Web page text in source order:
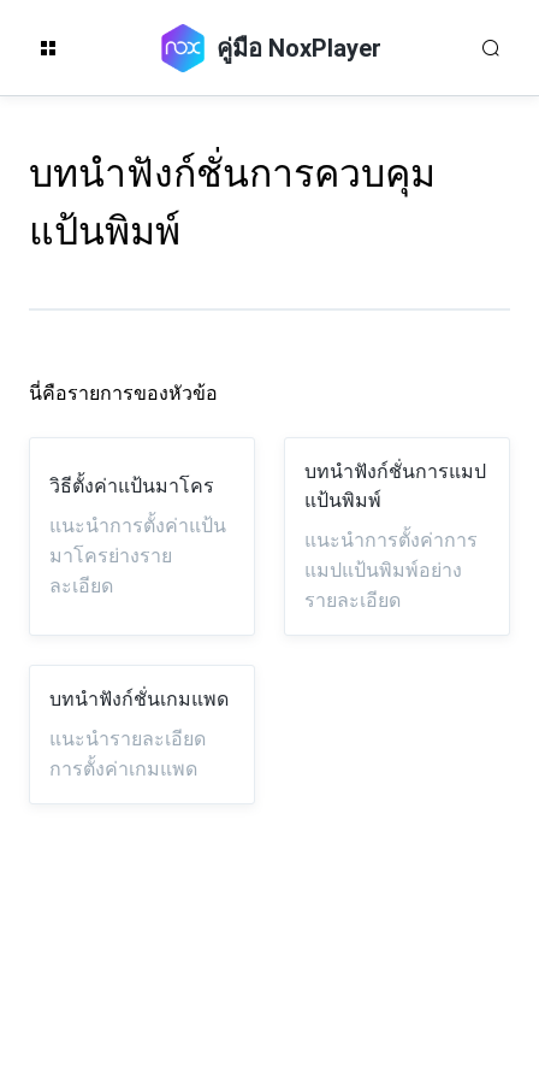
คู่มือ NoxPlayer
บทนำฟังก์ชั่นการควบคุม
แป้นพิมพ์
นี่คือรายการของหัวข้อ
วิธีตั้งค่าแป้นมาโคร
แนะนำการตั้งค่าแป้น
มาโครย่างราย
ละเอียด
บทนำฟังก์ชั่นการแมป
แป้นพิมพ์
แนะนำการตั้งค่าการ
แมปแป้นพิมพ์อย่าง
รายละเอียด
บทนำฟังก์ชั่นเกมแพด
แนะนำรายละเอียด
การตั้งค่าเกมแพด